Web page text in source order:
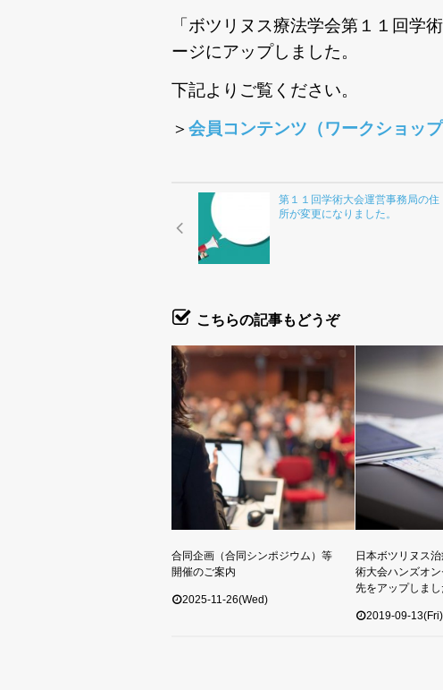
「ボツリヌス療法学会第１１回学
ージにアップしました。
下記よりご覧ください。
＞会員コンテンツ（ワークショップ
第１１回学術大会運営事務局の住
所が変更になりました。
こちらの記事もどうぞ
合同企画（合同シンポジウム）等
開催のご案内
2025-11-26(Wed)
日本ボツリヌス
術大会ハンズオ
先をアップしまし
2019-09-13(Fri)